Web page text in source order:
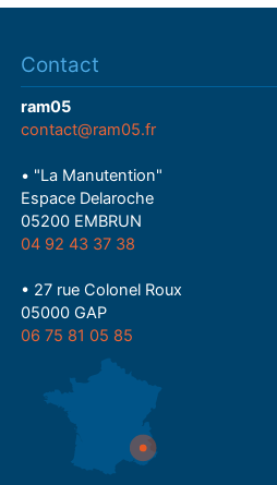
Contact
ram05
contact@ram05.fr
• "La Manutention"
Espace Delaroche
05200 EMBRUN
04 92 43 37 38
• 27 rue Colonel Roux
05000 GAP
06 75 81 05 85